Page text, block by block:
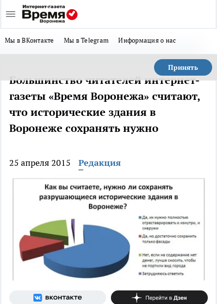
Мы в ВКонтакте Мы в Telegram Информация о нас
Принять
Большинство читателей интернет-
газеты «Время Воронежа» считают,
что исторические здания в
Воронеже сохранять нужно
25 апреля 2015 Редакция